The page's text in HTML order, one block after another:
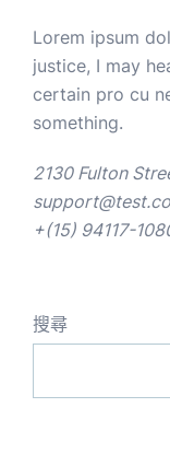
Lorem ipsum
justice, I may
certain pro cu
something.
2130 Fulton
+(15) 94117-
搜尋